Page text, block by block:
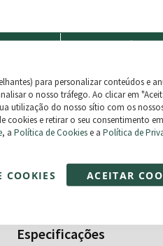
para personalizar conteúdos e
o nosso tráfego. Ao clicar em
utilização do nosso sítio com os
cookies e retirar o seu consentimento
, a Política de Cookiese a Política de
ACEITAR
COOKIES
500€.
Especificações